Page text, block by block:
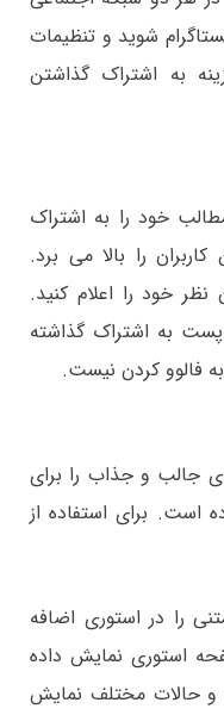
شوید و تنظیمات
به اشتراک گذاشتن
خود را به اشتراک
را بالا می برد.
نظر خود را اعلام کنید.
پست به اشتراک گذاشته
فالوو کردن نیست.
جالب و جذاب را برای
است. برای استفاده از
را در استوری اضافه
استوری نمایش داده
و حالات مختلف نمایش